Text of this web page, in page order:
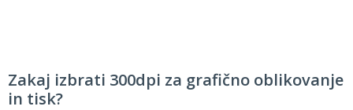
Zakaj izbrati 300dpi za grafično oblikovanje
in tisk?